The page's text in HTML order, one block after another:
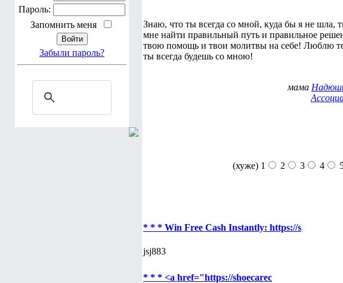
Пароль:
Запомнить меня
Забыли пароль?
Знаю, что ты всегда со мной, куда бы я не шла,
мне найти правильный путь и правильное
твою помощь и твои молитвы на себе! Люблю
ты всегда будешь со мною!
мама
(хуже) 1 2 3 4
* * * Win Free Cash Instantly: https://s
jsj883
* * * <a href="https://shoecarec